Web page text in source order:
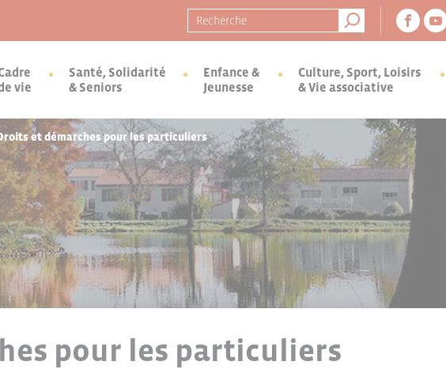
Recherche pour :
vie
Santé, Solidarité
& Seniors
Enfance &
Jeunesse
Culture, Sport, Loisirs
& Vie associative
et démarches pour les particuliers
pour les particuliers